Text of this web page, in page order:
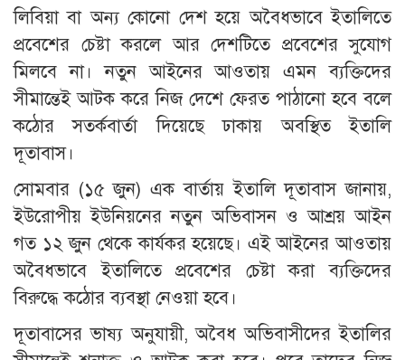
লিবিয়া বা অন্য কোনো দেশ হয়ে অবৈধভাবে ইতালিতে
প্রবেশের চেষ্টা করলে আর দেশটিতে প্রবেশের সুযোগ
মিলবে না। নতুন আইনের আওতায় এমন ব্যক্তিদের
সীমান্তেই আটক করে নিজ দেশে ফেরত পাঠানো হবে বলে
কঠোর সতর্কবার্তা দিয়েছে ঢাকায় অবস্থিত ইতালি
দূতাবাস।
সোমবার (১৫ জুন) এক বার্তায় ইতালি দূতাবাস জানায়,
ইউরোপীয় ইউনিয়নের নতুন অভিবাসন ও আশ্রয় আইন
গত ১২ জুন থেকে কার্যকর হয়েছে। এই আইনের আওতায়
অবৈধভাবে ইতালিতে প্রবেশের চেষ্টা করা ব্যক্তিদের
বিরুদ্ধে কঠোর ব্যবস্থা নেওয়া হবে।
দূতাবাসের ভাষ্য অনুযায়ী, অবৈধ অভিবাসীদের ইতালির